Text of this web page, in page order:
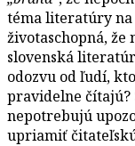
téma literatúry na
životaschopná, že
slovenská
odozvu od ľudí,
pravidelne
nepotrebujú
upriamiť